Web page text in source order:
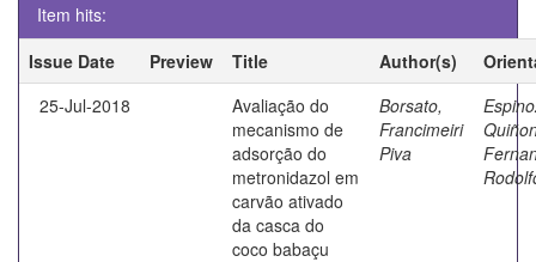
Item hits:
Issue Date
Preview Title Author(s)
25-Jul-2018
Avaliação do
mecanismo de
adsorção do
metronidazol em
carvão ativado
da casca do
coco babaçu
Borsato,
Francimeiri
Piva